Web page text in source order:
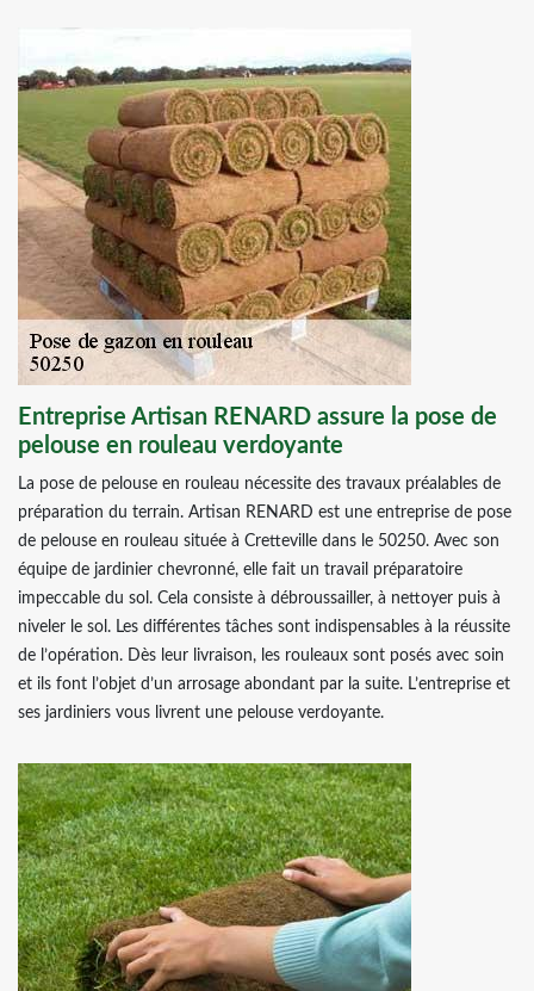
Entreprise Artisan RENARD assure la pose de
pelouse en rouleau verdoyante
La pose de pelouse en rouleau nécessite des travaux préalables de
préparation du terrain. Artisan RENARD est une entreprise de pose
de pelouse en rouleau située à Cretteville dans le 50250. Avec son
équipe de jardinier chevronné, elle fait un travail préparatoire
impeccable du sol. Cela consiste à débroussailler, à nettoyer puis à
niveler le sol. Les différentes tâches sont indispensables à la réussite
de l’opération. Dès leur livraison, les rouleaux sont posés avec soin
et ils font l’objet d’un arrosage abondant par la suite. L’entreprise et
ses jardiniers vous livrent une pelouse verdoyante.